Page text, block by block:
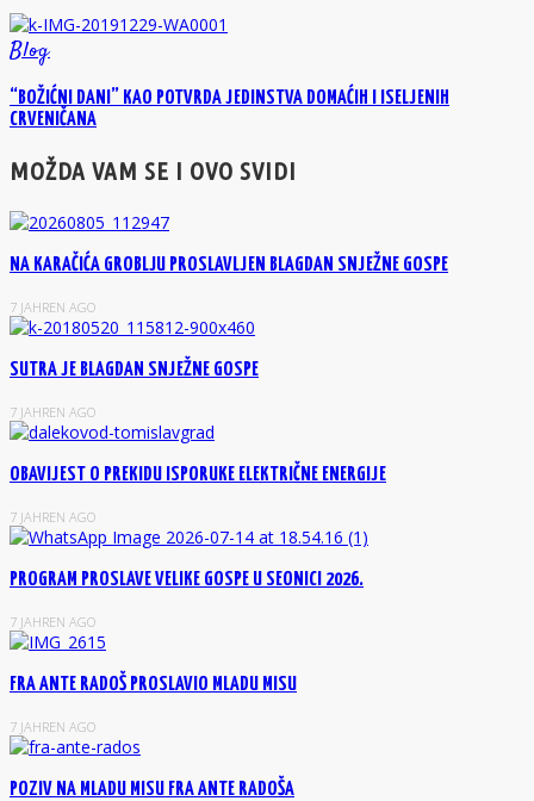
Blog
“BOŽIĆNI DANI” KAO POTVRDA JEDINSTVA DOMAĆIH I ISELJENIH
CRVENIČANA
MOŽDA VAM SE I OVO SVIDI
NA KARAČIĆA GROBLJU PROSLAVLJEN BLAGDAN SNJEŽNE GOSPE
7 JAHREN AGO
SUTRA JE BLAGDAN SNJEŽNE GOSPE
7 JAHREN AGO
OBAVIJEST O PREKIDU ISPORUKE ELEKTRIČNE ENERGIJE
7 JAHREN AGO
PROGRAM PROSLAVE VELIKE GOSPE U SEONICI 2026.
7 JAHREN AGO
FRA ANTE RADOŠ PROSLAVIO MLADU MISU
7 JAHREN AGO
POZIV NA MLADU MISU FRA ANTE RADOŠA